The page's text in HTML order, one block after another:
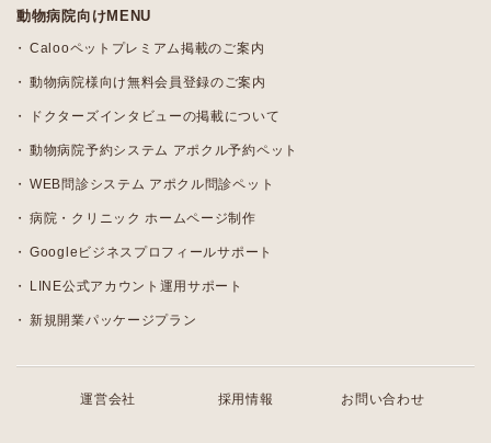
動物病院向けMENU
Calooペットプレミアム掲載のご案内
動物病院様向け無料会員登録のご案内
ドクターズインタビューの掲載について
動物病院予約システム アポクル予約ペット
WEB問診システム アポクル問診ペット
病院・クリニック ホームページ制作
Googleビジネスプロフィールサポート
LINE公式アカウント運用サポート
新規開業パッケージプラン
運営会社 採用情報 お問い合わせ